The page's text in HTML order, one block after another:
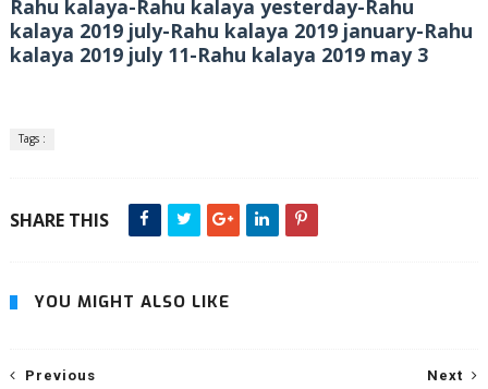
Rahu kalaya-Rahu kalaya yesterday-Rahu
kalaya 2019 july-Rahu kalaya 2019 january-Rahu
kalaya 2019 july 11-Rahu kalaya 2019 may 3
Tags :
SHARE THIS
YOU MIGHT ALSO LIKE
Next
Previous